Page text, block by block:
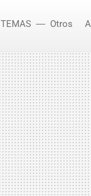
TEMAS Otros